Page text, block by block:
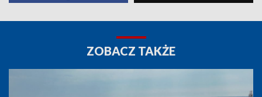
ZOBACZ TAKŻE